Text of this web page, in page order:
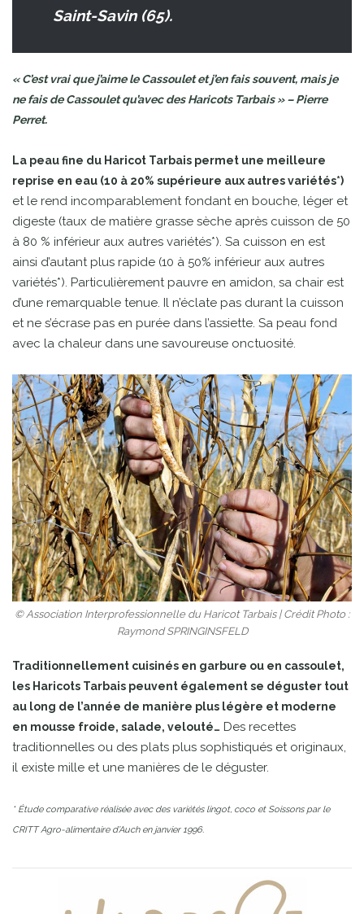
Saint-Savin (65).
« C’est vrai que j’aime le Cassoulet et j’en fais souvent, mais je
ne fais de Cassoulet qu’avec des Haricots Tarbais » – Pierre
Perret.
La peau fine du Haricot Tarbais permet une meilleure
reprise en eau (10 à 20% supérieure aux autres variétés*)
et le rend incomparablement fondant en bouche, léger et
digeste (taux de matière grasse sèche après cuisson de 50
à 80 % inférieur aux autres variétés*). Sa cuisson en est
ainsi d’autant plus rapide (10 à 50% inférieur aux autres
variétés*). Particulièrement pauvre en amidon, sa chair est
d’une remarquable tenue. Il n’éclate pas durant la cuisson
et ne s’écrase pas en purée dans l’assiette. Sa peau fond
avec la chaleur dans une savoureuse onctuosité.
© Association Interprofessionnelle du Haricot Tarbais | Crédit Photo :
Raymond SPRINGINSFELD
Traditionnellement cuisinés en garbure ou en cassoulet,
les Haricots Tarbais peuvent également se déguster tout
au long de l’année de manière plus légère et moderne
en mousse froide, salade, velouté… Des recettes
traditionnelles ou des plats plus sophistiqués et originaux,
il existe mille et une manières de le déguster.
* Étude comparative réalisée avec des variétés lingot, coco et Soissons par le
CRITT Agro-alimentaire d’Auch en janvier 1996.